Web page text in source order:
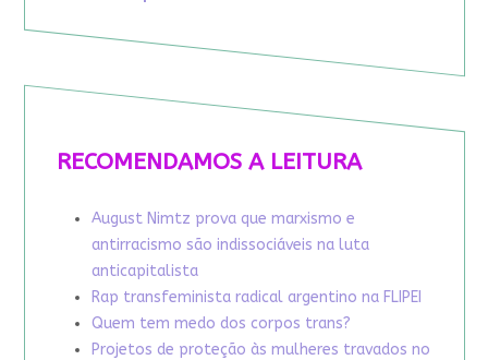
RECOMENDAMOS A LEITURA
August Nimtz prova que marxismo e
antirracismo são indissociáveis na luta
anticapitalista
Rap transfeminista radical argentino na FLIPEI
Quem tem medo dos corpos trans?
Projetos de proteção às mulheres travados no